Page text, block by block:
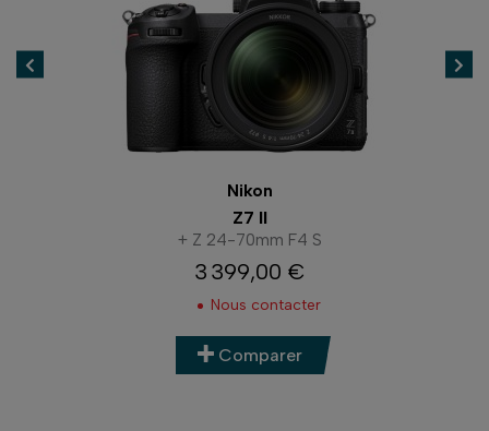
Nikon
Z7 II
+ Z 24-70mm F4 S
Prix
3 399,00 €
Nous contacter
Comparer